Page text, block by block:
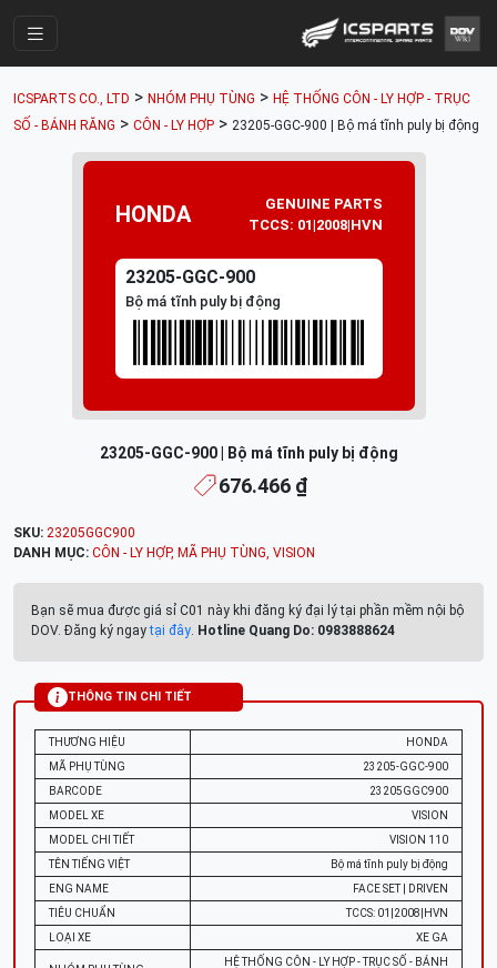
Cửa Hàng
Parts Catalogue
Mã Phụ Tùng
Tài khoản
ICSPARTS CO., LTD > NHÓM PHỤ TÙNG > HỆ THỐNG CÔN - LY HỢP - TRỤC
SỐ - BÁNH RĂNG > CÔN - LY HỢP > 23205-GGC-900 | Bộ má tĩnh puly bị động
HONDA
GENUINE PARTS
TCCS: 01|2008|HVN
23205-GGC-900
Bộ má tĩnh puly bị động
23205-GGC-900 | Bộ má tĩnh puly bị động
676.466 ₫
SKU: 23205GGC900
DANH MỤC: CÔN - LY HỢP, MÃ PHỤ TÙNG, VISION
Bạn sẽ mua được giá sỉ C01 này khi đăng ký đại lý tại phần mềm nội bộ
DOV. Đăng ký ngaytại đây. Hotline Quang Do: 0983888624
THÔNG TIN CHI TIẾT
THƯƠNG HIỆU
HONDA
MÃ PHỤ TÙNG
23205-GGC-900
BARCODE
23205GGC900
MODEL XE
VISION
MODEL CHI TIẾT
VISION 110
TÊN TIẾNG VIỆT
Bộ má tĩnh puly bị động
ENG NAME
FACE SET | DRIVEN
TIÊU CHUẨN
TCCS: 01|2008|HVN
LOẠI XE
XE GA
HỆ THỐNG CÔN - LY HỢP - TRỤC SỐ - BÁNH